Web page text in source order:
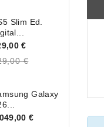
Slim Ed.
€
€
Galaxy
€